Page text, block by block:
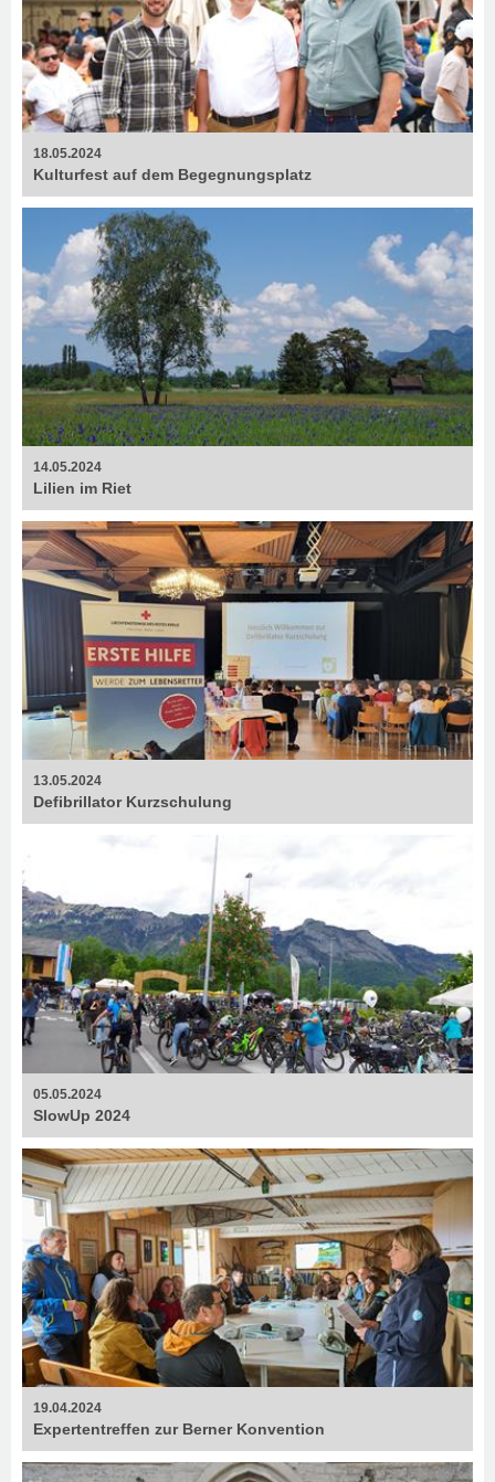
18.05.2024
Kulturfest auf dem Begegnungsplatz
14.05.2024
Lilien im Riet
13.05.2024
Defibrillator Kurzschulung
05.05.2024
SlowUp 2024
19.04.2024
Expertentreffen zur Berner Konvention